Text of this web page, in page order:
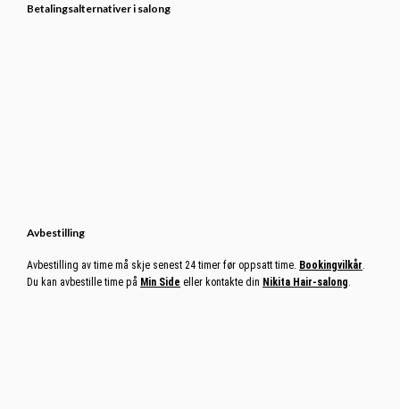
Betalingsalternativer i salong
Avbestilling
Avbestilling av time må skje senest 24 timer før oppsatt time. Bookingvilkår.
Du kan avbestille time på Min Side eller kontakte din Nikita Hair-salong.